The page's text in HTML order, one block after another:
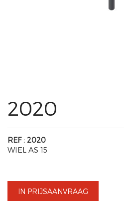
2020
REF : 2020
WIEL AS 15
IN PRIJSAANVRAAG